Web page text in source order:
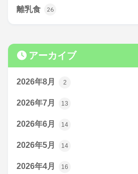
離乳食 26
アーカイブ
2026年8月 2
2026年7月 13
2026年6月 14
2026年5月 14
2026年4月 16